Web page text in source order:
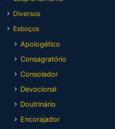
Diversos
Esboços
Apologético
Consagratório
Consolador
Devocional
Doutrinário
Encorajador